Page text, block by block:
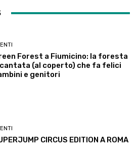
Forest a Fiumicino: la foresta
(al coperto) che fa felici
e genitori
CIRCUS EDITION A ROMA